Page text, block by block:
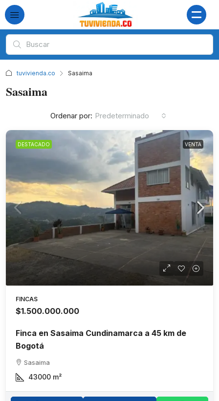
tuvivienda.co Sasaima
Sasaima
Ordenar por: Predeterminado
DESTACADO VENTA
FINCAS
$1.500.000.000
Finca en Sasaima Cundinamarca a 45 km de
Bogotá
Sasaima
43000 m²